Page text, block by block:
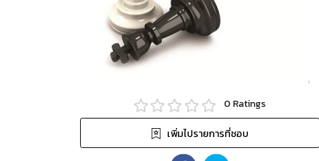
0 Ratings
เพิ่มไปรายการที่ชอบ